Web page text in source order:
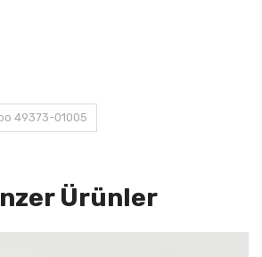
49373-01005
Ürünler